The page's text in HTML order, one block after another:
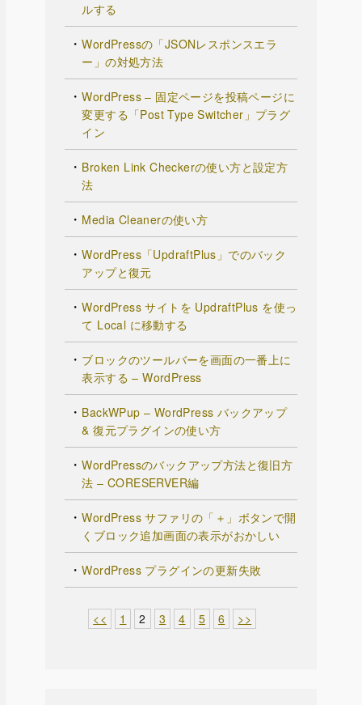
ルする
WordPressの「JSONレスポンスエラ
ー」の対処方法
WordPress – 固定ページを投稿ページに
変更する「Post Type Switcher」プラグ
イン
Broken Link Checkerの使い方と設定方
法
Media Cleanerの使い方
WordPress「UpdraftPlus」でのバック
アップと復元
WordPress サイトを UpdraftPlus を使っ
て Local に移動する
ブロックのツールバーを画面の一番上に
表示する – WordPress
BackWPup – WordPress バックアップ
& 復元プラグインの使い方
WordPressのバックアップ方法と復旧方
法 – CORESERVER編
WordPress サファリの「＋」ボタンで開
くブロック追加画面の表示がおかしい
WordPress プラグインの更新失敗
<< 1 2 3 4 5 6 >>